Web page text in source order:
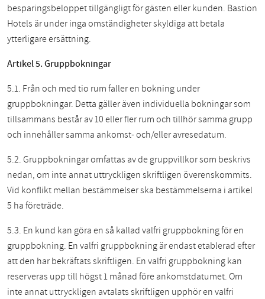
besparingsbeloppet tillgängligt för gästen eller kunden. Bastion
Hotels är under inga omständigheter skyldiga att betala
ytterligare ersättning.
Artikel 5. Gruppbokningar
5.1. Från och med tio rum faller en bokning under
gruppbokningar. Detta gäller även individuella bokningar som
tillsammans består av 10 eller fler rum och tillhör samma grupp
och innehåller samma ankomst- och/eller avresedatum.
5.2. Gruppbokningar omfattas av de gruppvillkor som beskrivs
nedan,om inte annat uttryckligen skriftligen överenskommits.
Vid konflikt mellan bestämmelser ska bestämmelserna i artikel
5 ha företräde.
5.3. En kund kan göra en så kallad valfri gruppbokning för en
gruppbokning. En valfri gruppbokning är endast etablerad efter
att den har bekräftats skriftligen. En valfri gruppbokning kan
reserveras upp till högst 1 månad före ankomstdatumet. Om
inte annat uttryckligen avtalats skriftligen upphör en valfri